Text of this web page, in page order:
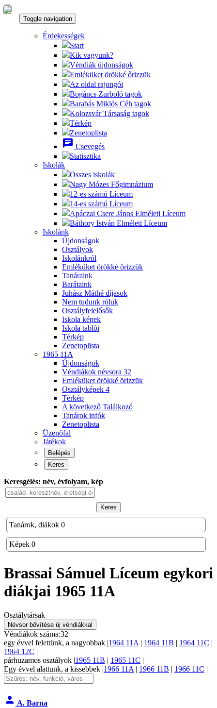
Toggle navigation
Érdekességek
Start
Kik vagyunk?
Véndiák újdonságok
Emléküket örökké őrizzük
Az oldal rajongói
Bogáncs Zurboló tagok
Barabás Miklós Céh tagok
Kolozsvár Társaság tagok
Térkép
Zenetoplista
chat Csevegés
Statisztika
Iskolák
Összes iskolák
Nagy Mózes Főgimnázium
12-es számú Líceum
14-es számú Líceum
Apáczai Csere János Elméleti Líceum
Báthory István Elméleti Líceum
Iskolánk
Újdonságok
Osztályok
Iskolánkról
Emléküket örökké őrizzük
Tanáraink
Barátaink
Juhász Máthé díjasok
Nem tudunk róluk
Osztályfelelősők
Iskola képek
Iskola tablói
Térkép
Zenetoplista
1965 11A
Újdonságok
Véndiákok névsora 32
Emléküket örökké örizzük
Osztályképek 4
Térkép
A következő Találkozó
Tanárok infók
Zenetoplista
Üzenőfal
Játékok
Belépés
Keres
Keresgélés: név, évfolyam, kép
Keres
Tanárok, diákok 0
Képek 0
Brassai Sámuel Líceum egykori
diákjai 1965 11A
Osztálytársak
Névsor bővítése új véndiákkal
Véndiákok száma:32
egy évvel felettünk, a nagyobbak |1964 11A | 1964 11B | 1964 11C |
1964 12C |
párhuzamos osztályok |1965 11B | 1965 11C |
Egy évvel alattunk, a kissebbek |1966 11A | 1966 11B | 1966 11C |
person A. Barna